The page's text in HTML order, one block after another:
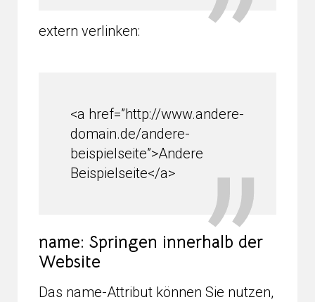
extern verlinken:
<a href=”http://www.andere-
domain.de/andere-
beispielseite”>Andere
Beispielseite</a>
name: Springen innerhalb der
Website
Das name-Attribut können Sie nutzen,